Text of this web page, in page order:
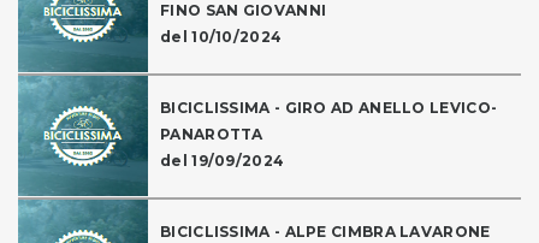
FINO SAN GIOVANNI
del 10/10/2024
BICICLISSIMA - GIRO AD ANELLO LEVICO-
PANAROTTA
del 19/09/2024
BICICLISSIMA - ALPE CIMBRA LAVARONE